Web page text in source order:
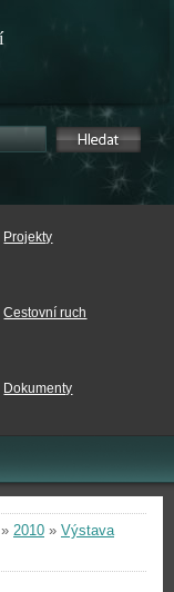
Projekty
Cestovní ruch
Dokumenty
» 2010 » Výstava